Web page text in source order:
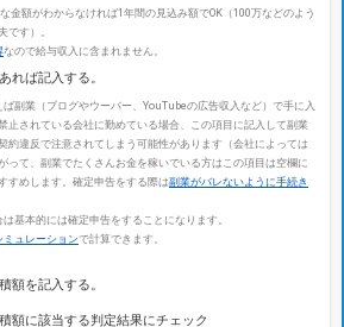
金額がわからなければ1年間の見込み額でOK（100万などのよう
です）。
なので給与収入に含まれません。
れば記入する。
ば副業（ブログやウーバー、YouTubeの広告収入など）で手に入
止されている会社に勤めている場合、この項目に記入して副業
約違反で注意されてしまう可能性があります（会社によっては
って、副業でたくさんお金を稼いでいる方はこの項目は空欄に
すめします。確定申告をする際は副業がバレないように手続き
は基本的には確定申告をすることになります。
ミュレーションで計算できます。
額を記入する。
額に該当する判定結果にチェック